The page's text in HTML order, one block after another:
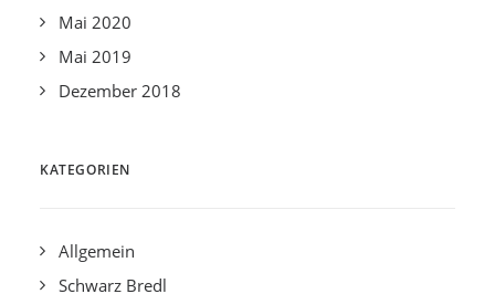
Mai 2020
Mai 2019
Dezember 2018
KATEGORIEN
Allgemein
Schwarz Bredl